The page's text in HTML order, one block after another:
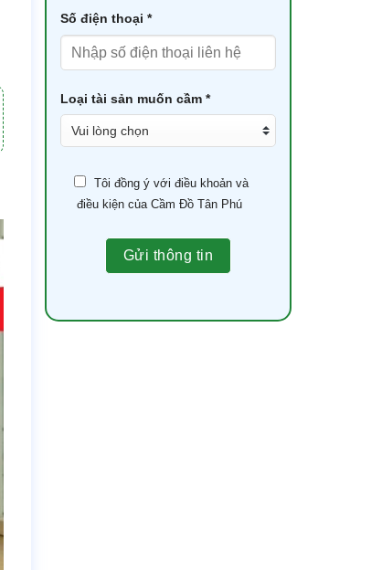
Số điện thoại *
Loại tài sản muốn cầm *
Tôi đồng ý với điều khoản và
điều kiện của Cầm Đồ Tân Phú